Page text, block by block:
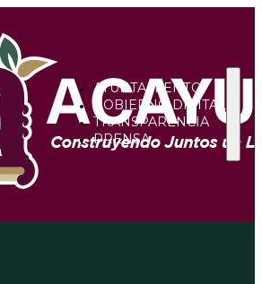
AYUNTAMIENTO
GOBIERNO DIGITAL
TRANSPARENCIA
PRENSA